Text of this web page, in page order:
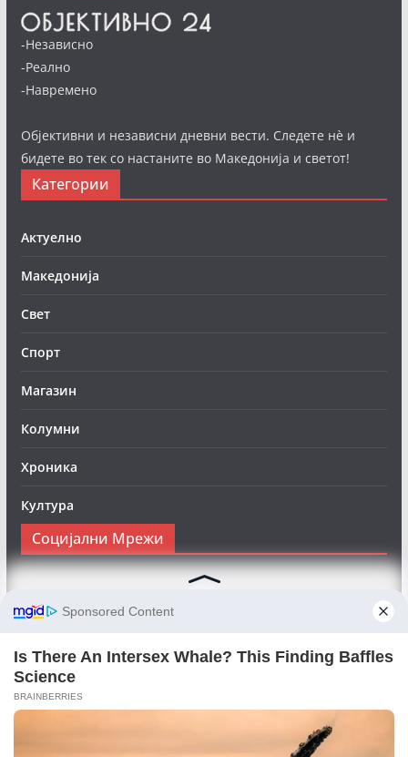
-Независно
-Реално
-Навремено
Објективни и независни дневни вести. Следете нè и
бидете во тек со настаните во Македонија и светот!
Категории
Актуелно
Македонија
Свет
Спорт
Магазин
Колумни
Хроника
Култура
Социјални Мрежи
Следете нè на Фејсбук за да сте во тек со најновите